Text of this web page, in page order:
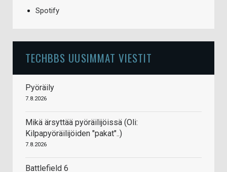
Spotify
TECHBBS UUSIMMAT VIESTIT
Pyöräily
7.8.2026
Mikä ärsyttää pyöräilijöissä (Oli:
Kilpapyöräilijöiden "pakat"..)
7.8.2026
Battlefield 6